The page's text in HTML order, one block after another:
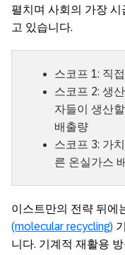
펼치며 사회의 가장
고 있습니다.
스코프 1: 직
스코프 2: 생
자들이 생산
배출량
스코프 3: 가
른 온실가스
이스트만의 전략 뒤에
(molecular recycling)
니다. 기계적 재활용